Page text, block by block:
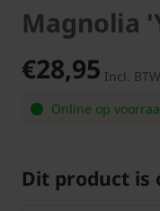
Magnolia
€28,95 Incl. BTW
Online op
Dit product is